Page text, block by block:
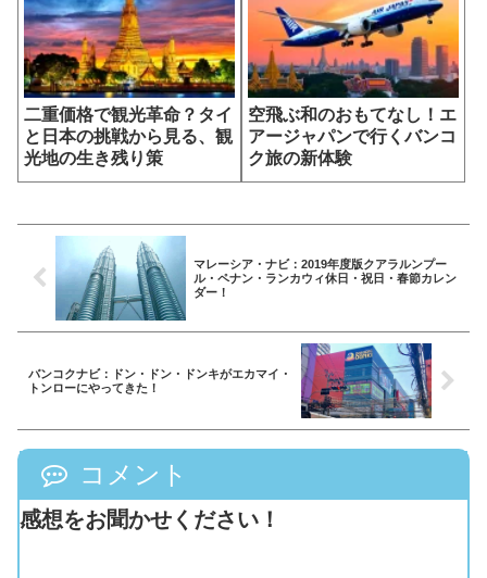
二重価格で観光革命？タイ
と日本の挑戦から見る、観
光地の生き残り策
空飛ぶ和のおもてなし！エ
アージャパンで行くバンコ
ク旅の新体験
マレーシア・ナビ：2019年度版クアラルンプー
ル・ペナン・ランカウィ休日・祝日・春節カレン
ダー！
バンコクナビ：ドン・ドン・ドンキがエカマイ・
トンローにやってきた！
コメント
感想をお聞かせください！